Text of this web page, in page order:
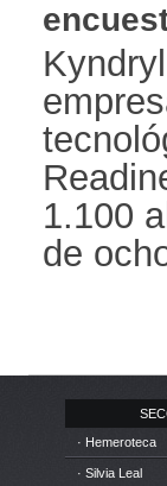
1.100
de
· Hemeroteca
· Silvia Leal